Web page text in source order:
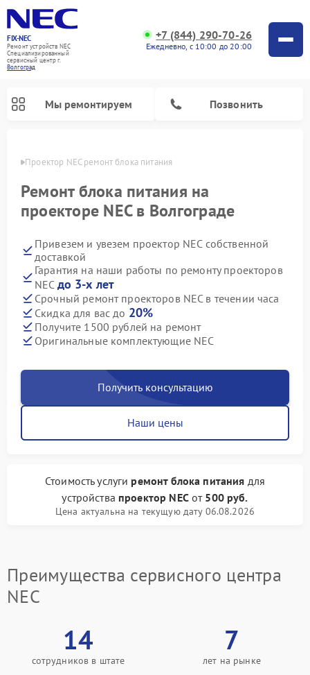
FIX-NEC
Ремонт устройств NEC
Специализированный
cервисный центр г.
Волгоград
+7 (844) 290-70-26
Ежедневно, с 10:00 до 20:00
Мы ремонтируем Позвонить
Проектор NEC ремонт блока питания
Ремонт блока питания на
проекторе NEC в Волгограде
Привезем и увезем проектор NEC собственной
доставкой
Гарантия на наши работы по ремонту проекторов
NEC до 3-х лет
Срочный ремонт проекторов NEC в течении часа
Скидка для вас до 20%
Получите 1500 рублей на ремонт
Оригинальные комплектующие NEC
Получить консультацию
Наши цены
Стоимость услуги ремонт блока питания для
устройства проектор NECот 500 руб.
Цена актуальна на текущую дату 06.08.2026
Преимущества сервисного центра
NEC
14
сотрудников в штате
7
лет на рынке